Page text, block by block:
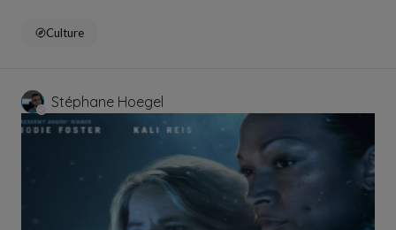
Culture
Stéphane Hoegel